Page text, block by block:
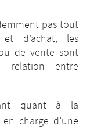
pas tout
d’achat, les
de vente sont
relation entre
quant à la
charge d’une